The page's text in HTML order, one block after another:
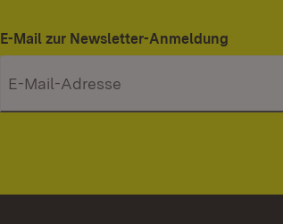
E-Mail zur Newsletter-Anmeldung